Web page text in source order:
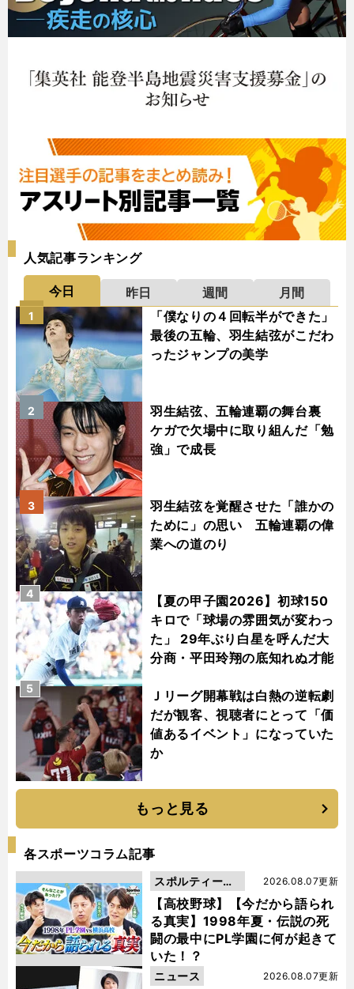
人気記事ランキング
今日 昨日 週間
月間
「僕なりの４回転半ができた」
最後の五輪、羽生結弦がこだわ
ったジャンプの美学
1
羽生結弦、五輪連覇の舞台裏
ケガで欠場中に取り組んだ「勉
強」で成長
2
羽生結弦を覚醒させた「誰かの
ために」の思い 五輪連覇の偉
業への道のり
3
【夏の甲子園2026】初球150
キロで「球場の雰囲気が変わっ
た」 29年ぶり白星を呼んだ大
分商・平田玲翔の底知れぬ才能
4
Ｊリーグ開幕戦は白熱の逆転劇
だが観客、視聴者にとって「価
値あるイベント」になっていた
か
5
もっと見る
各スポーツコラム記事
【高校野球】【今だから語られ
る真実】1998年夏・伝説の死
闘の最中にPL学園に何が起きて
いた！？
2026.08.07更新
スポルティーバ
動画
2026.08.07更新
ニュース